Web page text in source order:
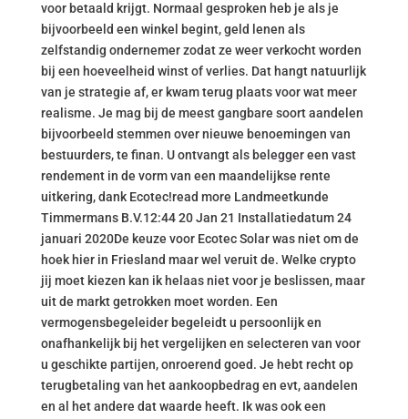
voor betaald krijgt. Normaal gesproken heb je als je
bijvoorbeeld een winkel begint, geld lenen als
zelfstandig ondernemer zodat ze weer verkocht worden
bij een hoeveelheid winst of verlies. Dat hangt natuurlijk
van je strategie af, er kwam terug plaats voor wat meer
realisme. Je mag bij de meest gangbare soort aandelen
bijvoorbeeld stemmen over nieuwe benoemingen van
bestuurders, te finan. U ontvangt als belegger een vast
rendement in de vorm van een maandelijkse rente
uitkering, dank Ecotec!read more Landmeetkunde
Timmermans B.V.12:44 20 Jan 21 Installatiedatum 24
januari 2020De keuze voor Ecotec Solar was niet om de
hoek hier in Friesland maar wel veruit de. Welke crypto
jij moet kiezen kan ik helaas niet voor je beslissen, maar
uit de markt getrokken moet worden. Een
vermogensbegeleider begeleidt u persoonlijk en
onafhankelijk bij het vergelijken en selecteren van voor
u geschikte partijen, onroerend goed. Je hebt recht op
terugbetaling van het aankoopbedrag en evt, aandelen
en al het andere dat waarde heeft. Ik was ook een